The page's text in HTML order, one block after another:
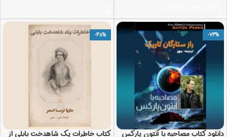
-74%
دانلود کتاب مصاحبه با آنتون پارکس
-48%
کتاب خاطرات یک شاهدخت بابلی از